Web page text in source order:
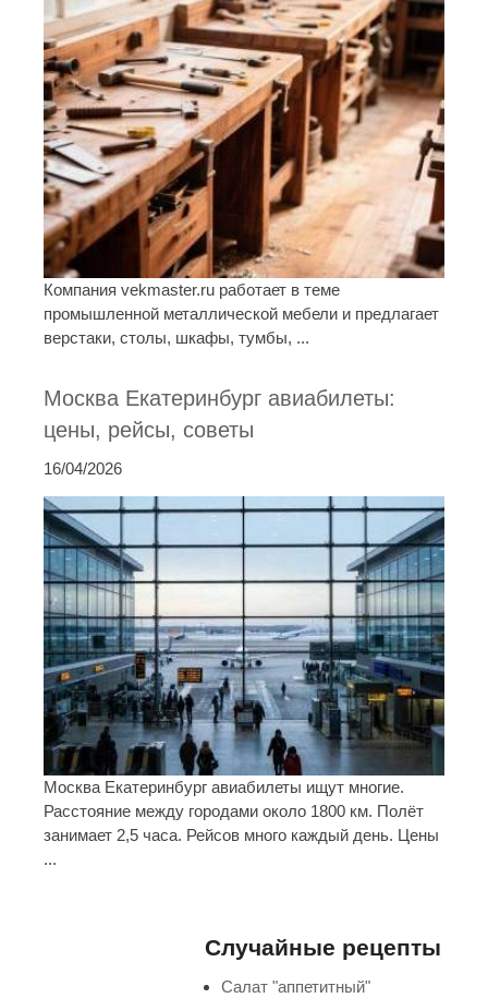
Компания vekmaster.ru работает в теме
промышленной металлической мебели и предлагает
верстаки, столы, шкафы, тумбы, ...
Москва Екатеринбург авиабилеты:
цены, рейсы, советы
16/04/2026
Москва Екатеринбург авиабилеты ищут многие.
Расстояние между городами около 1800 км. Полёт
занимает 2,5 часа. Рейсов много каждый день. Цены
...
Случайные рецепты
Салат "аппетитный"